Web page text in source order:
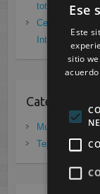
total frente a
Cesur Murcia:
Internacional
Categorias
Murcia
Tenerife
Ese
Este
sitio